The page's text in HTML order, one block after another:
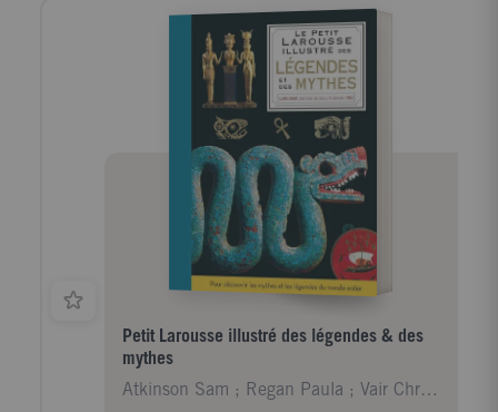
photographies : BMW, Harley-Davidson, Vespa,
Triumph, Suzuki, Honda, Ducati... - Des dossiers
thématiques : les motos de compétition, les modèles
économiques, de voyage, de guerre, de luxe, de
sport, etc. - Avec également l'histoire des modèles
innovants au style unique et à l'allure sensationnelle,
imaginés par des constructeurs de génie. Ce livre
propose un voyage dans le monde fascinant des
motos, mais présente aussi le contexte culturel qui
accompagne et influe sur l'évolution technique des
différents modèles, montrant que la moto, à travers
les décennies, demeure un symbole de liberté...
Petit Larousse illustré des légendes & des
mythes
Atkinson Sam ; Regan Paula ; Vair Christian ; Bhat